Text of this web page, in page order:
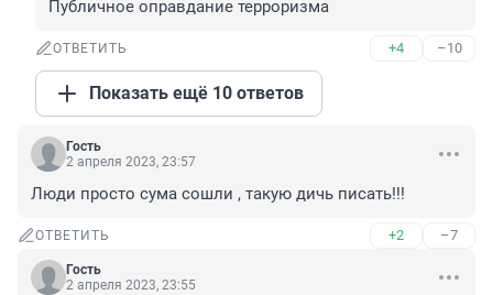
Публичное оправдание терроризма
ОТВЕТИТЬ +4 –10
Показать ещё 10 ответов
Гость
2 апреля 2023, 23:57
Люди просто сума сошли , такую дичь писать!!!
ОТВЕТИТЬ +2 –7
Гость
2 апреля 2023, 23:55